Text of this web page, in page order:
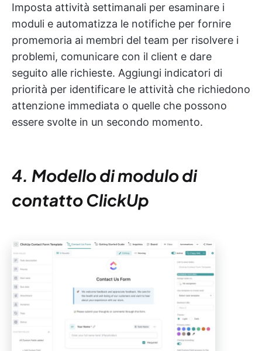
Imposta attività settimanali per esaminare i
moduli e automatizza le notifiche per fornire
promemoria ai membri del team per risolvere i
problemi, comunicare con il client e dare
seguito alle richieste. Aggiungi indicatori di
priorità per identificare le attività che richiedono
attenzione immediata o quelle che possono
essere svolte in un secondo momento.
4. Modello di modulo di
contatto ClickUp